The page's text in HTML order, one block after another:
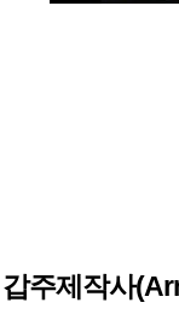
주제작사